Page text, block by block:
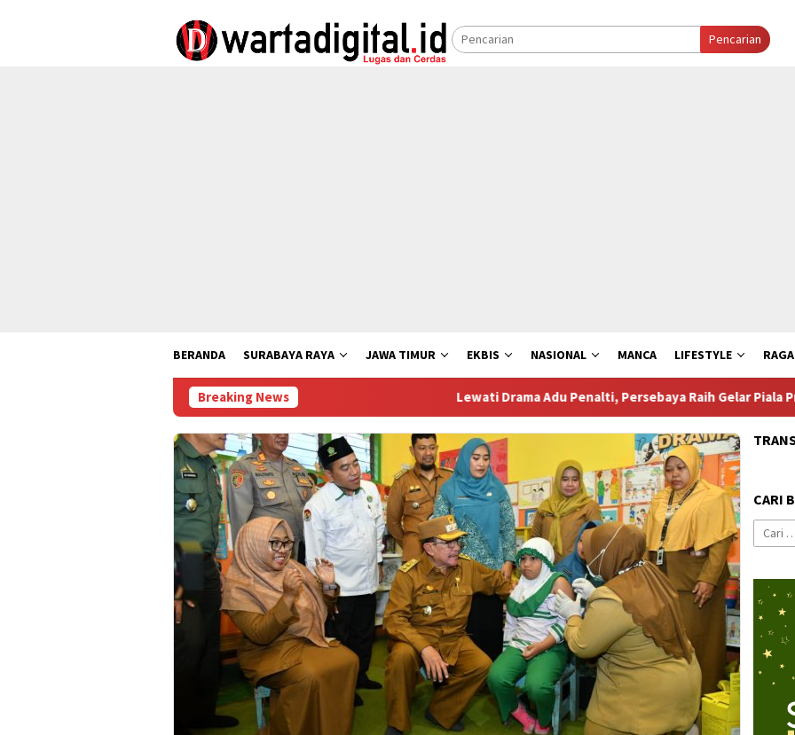
Pencarian
BERANDA SURABAYA RAYA JAWA TIMUR EKBIS NASIONAL MANCA LIFESTYLE
Breaking News Lewati Drama Adu Penalti, Persebaya Raih Gelar Piala Presiden 2026
CARI
Cari
untuk: